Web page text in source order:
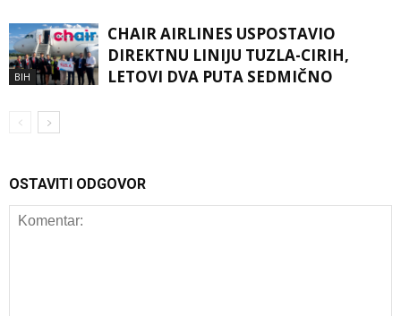
BIH
CHAIR AIRLINES USPOSTAVIO
DIREKTNU LINIJU TUZLA-CIRIH,
LETOVI DVA PUTA SEDMIČNO
OSTAVITI ODGOVOR